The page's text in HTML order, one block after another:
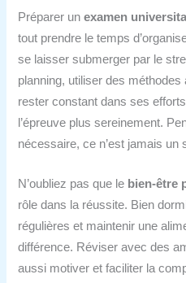
Préparer unexamen
tout prendre le temps
se laisser submerger par le
planning, utiliser des
rester constant dans ses
l’épreuve plus sereinement.
nécessaire, ce n’est jamais un
N’oubliez pas que le bien-être
rôle dans la réussite. Bien
régulières et maintenir une
différence. Réviser avec des
aussi motiver et faciliter la